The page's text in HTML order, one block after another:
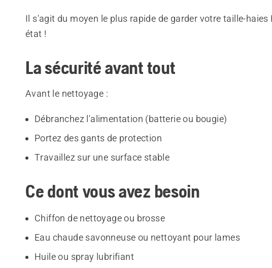
Il s'agit du moyen le plus rapide de garder votre taille-
état !
La sécurité avant tout
Avant le nettoyage :
Débranchez l'alimentation (batterie ou bougie)
Portez des gants de protection
Travaillez sur une surface stable
Ce dont vous avez besoin
Chiffon de nettoyage ou brosse
Eau chaude savonneuse ou nettoyant pour lames
Huile ou spray lubrifiant